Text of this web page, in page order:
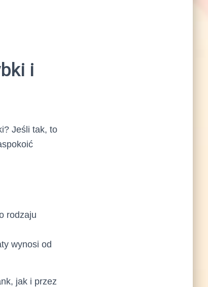
i
Jeśli tak, to
rodzaju
wynosi od
jak i przez